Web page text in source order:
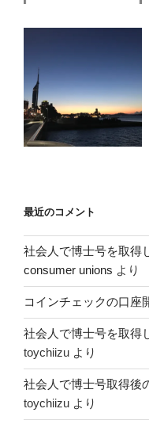
最近のコメント
社会人で博士号を取得
consumer unions より
コインチェックの口座
社会人で博士号を取得
toychiizu より
社会人で博士号取得後
toychiizu より